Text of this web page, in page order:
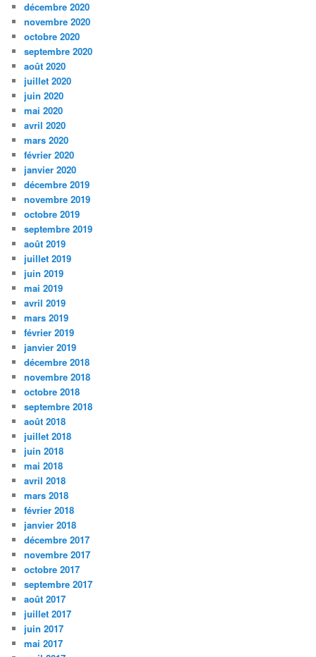
décembre 2020
novembre 2020
octobre 2020
septembre 2020
août 2020
juillet 2020
juin 2020
mai 2020
avril 2020
mars 2020
février 2020
janvier 2020
décembre 2019
novembre 2019
octobre 2019
septembre 2019
août 2019
juillet 2019
juin 2019
mai 2019
avril 2019
mars 2019
février 2019
janvier 2019
décembre 2018
novembre 2018
octobre 2018
septembre 2018
août 2018
juillet 2018
juin 2018
mai 2018
avril 2018
mars 2018
février 2018
janvier 2018
décembre 2017
novembre 2017
octobre 2017
septembre 2017
août 2017
juillet 2017
juin 2017
mai 2017